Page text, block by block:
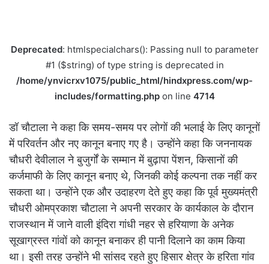
Deprecated: htmlspecialchars(): Passing null to parameter
#1 ($string) of type string is deprecated in
/home/ynvicrxv1075/public_html/hindxpress.com/wp-
includes/formatting.phpon line 4714
डॉ चौटाला ने कहा कि समय-समय पर लोगों की भलाई के लिए कानूनों
में परिवर्तन और नए कानून बनाए गए है। उन्होंने कहा कि जननायक
चौधरी देवीलाल ने बुजुर्गों के सम्मान में बुढ़ापा पेंशन,किसानों की
कर्जमाफी के लिए कानून बनाए थे,जिनकी कोई कल्पना तक नहीं कर
सकता था। उन्होंने एक और उदाहरण देते हुए कहा कि पूर्व मुख्यमंत्री
चौधरी ओमप्रकाश चौटाला ने अपनी सरकार के कार्यकाल के दौरान
राजस्थान में जाने वाली इंदिरा गांधी नहर से हरियाणा के अनेक
सूखाग्रस्त गांवों को कानून बनाकर ही पानी दिलाने का काम किया
था। इसी तरह उन्होंने भी सांसद रहते हुए हिसार क्षेत्र के हरिता गांव